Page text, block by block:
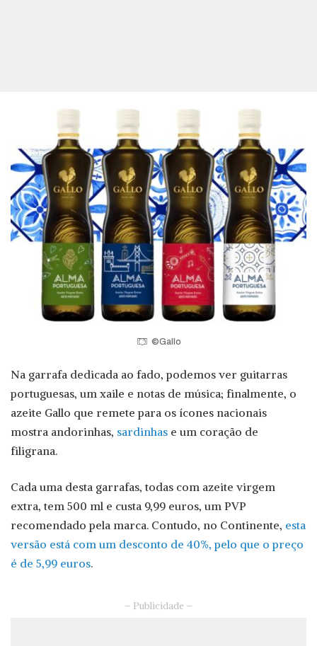
©Gallo
Na garrafa dedicada ao fado, podemos ver guitarras
portuguesas, um xaile e notas de música; finalmente, o
azeite Gallo que remete para os ícones nacionais
mostra andorinhas, sardinhas e um coração de
filigrana.
Cada uma desta garrafas, todas com azeite virgem
extra, tem 500 ml e custa 9,99 euros, um PVP
recomendado pela marca. Contudo, no Continente, esta
versão está com um desconto de 40%, pelo que o preço
é de 5,99 euros.
– Publicidade –